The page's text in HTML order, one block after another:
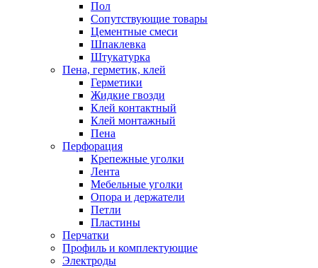
Пол
Сопутствующие товары
Цементные смеси
Шпаклевка
Штукатурка
Пена, герметик, клей
Герметики
Жидкие гвозди
Клей контактный
Клей монтажный
Пена
Перфорация
Крепежные уголки
Лента
Мебельные уголки
Опора и держатели
Петли
Пластины
Перчатки
Профиль и комплектующие
Электроды